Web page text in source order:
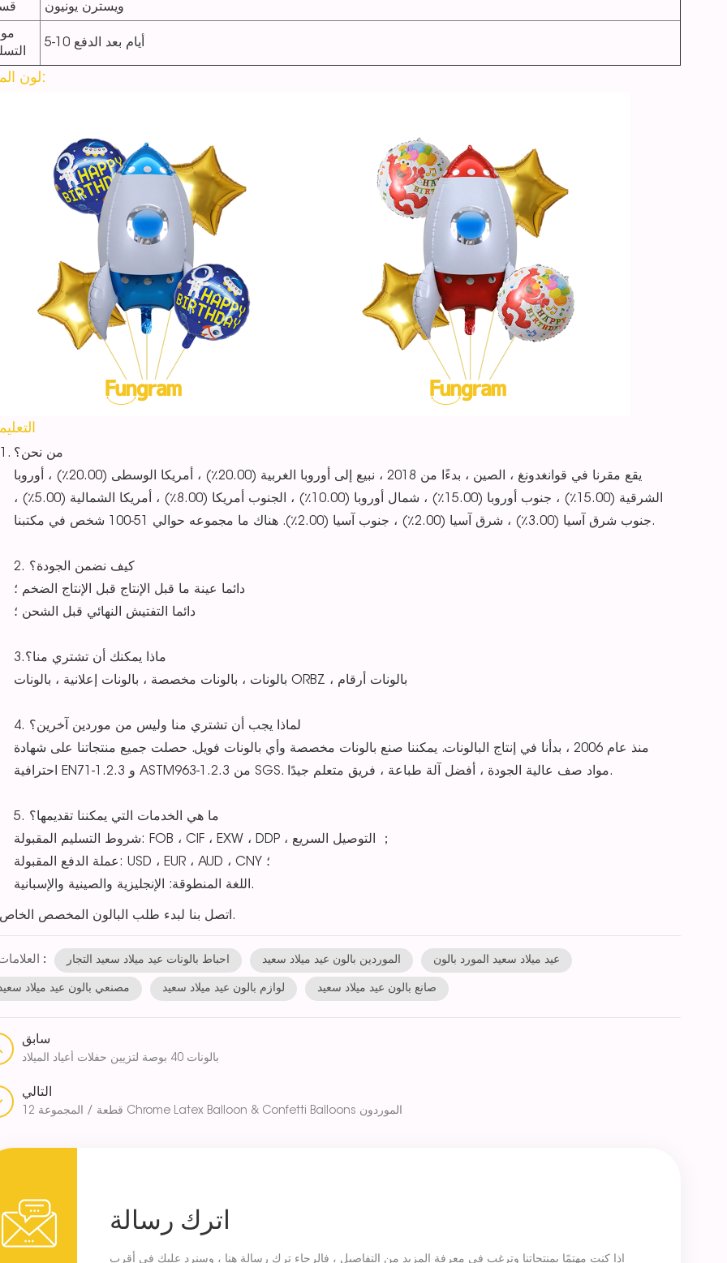
ويسترن يونيون
5-10 أيام بعد الدفع
لون المنتج:
من نحن؟
يقع مقرنا في قوانغدونغ ، الصين ، بدءًا من 2018 ، نبيع إلى أوروبا الغربية (20.00٪) ، أمريكا الوسطى (20.00٪) ، أوروبا
الشرقية (15.00٪) ، جنوب أوروبا (15.00٪) ، شمال أوروبا (10.00٪) ، الجنوب أمريكا (8.00٪) ، أمريكا الشمالية (5.00٪) ،
جنوب شرق آسيا (3.00٪) ، شرق آسيا (2.00٪) ، جنوب آسيا (2.00٪). هناك ما مجموعه حوالي 51-100 شخص في مكتبنا.
2. كيف نضمن الجودة؟
دائما عينة ما قبل الإنتاج قبل الإنتاج الضخم ؛
دائما التفتيش النهائي قبل الشحن ؛
3.ماذا يمكنك أن تشتري منا؟
بالونات ، بالونات مخصصة ، بالونات إعلانية ، بالونات ORBZ ، بالونات أرقام
4. لماذا يجب أن تشتري منا وليس من موردين آخرين؟
منذ عام 2006 ، بدأنا في إنتاج البالونات. يمكننا صنع بالونات مخصصة وأي بالونات فويل. حصلت جميع منتجاتنا على شهادة
احترافية EN71-1.2.3 و ASTM963-1.2.3 من SGS. مواد صف عالية الجودة ، أفضل آلة طباعة ، فريق متعلم جيدًا.
5. ما هي الخدمات التي يمكننا تقديمها؟
شروط التسليم المقبولة: FOB ، CIF ، EXW ، DDP ، التوصيل السريع ；
عملة الدفع المقبولة: USD ، EUR ، AUD ، CNY ؛
اللغة المنطوقة: الإنجليزية والصينية والإسبانية.
اتصل بنا لبدء طلب البالون المخصص الخاص بك.
العلامات : احباط بالونات عيد ميلاد سعيد التجار الموردين بالون عيد ميلاد سعيد عيد ميلاد سعيد المورد بالون
مصنعي بالون عيد ميلاد لوازم بالون عيد ميلاد سعيد صانع بالون عيد ميلاد سعيد
سابق
بالونات 40 بوصة لتزيين حفلات أعياد الميلاد
التالي
12 قطعة / المجموعة Chrome Latex Balloon & Confetti Balloons الموردون
اترك رسالة
إذا كنت مهتمًا بمنتجاتنا وترغب في معرفة المزيد من التفاصيل ، فالرجاء ترك رسالة هنا ، وسنرد عليك في أقرب